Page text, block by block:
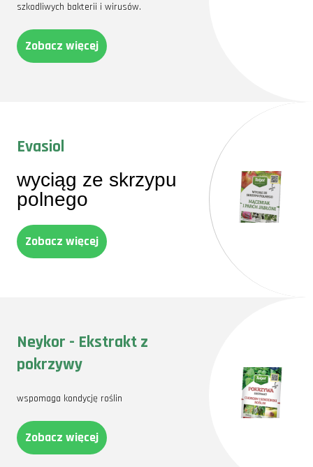
szkodliwych bakterii i wirusów.
Zobacz więcej
Evasiol
wyciąg ze skrzypu
polnego
Zobacz więcej
Neykor - Ekstrakt z
pokrzywy
wspomaga kondycję roślin
Zobacz więcej